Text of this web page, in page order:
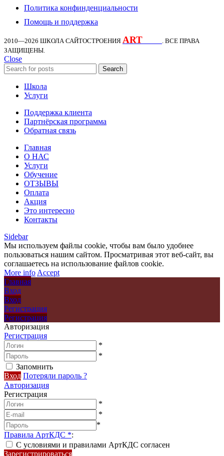
Политика конфинденциальности
Помощь и поддержка
2010—2026 ШКОЛА САЙТОСТРОЕНИЯ ART
. ВСЕ ПРАВА
ЗАЩИЩЕНЫ.
Close
Search
Школа
Услуги
Поддержка клиента
Партнёрская программа
Обратная связь
Главная
О НАС
Услуги
Обучение
ОТЗЫВЫ
Оплата
Акция
Это интересно
Контакты
Sidebar
Мы используем файлы cookie, чтобы вам было удобнее
пользоваться нашим сайтом. Просматривая этот веб-сайт, вы
соглашаетесь на использование файлов cookie.
More info Accept
Главная
Вход
Вход
Регистрация
Регистрация
Авторизация
Регистрация
*
*
Запомнить
Вход Потеряли пароль ?
Авторизация
Регистрация
*
*
*
Правила АртКДС *:
С условиями и правилами АртКДС согласен
Зарегистрироваться